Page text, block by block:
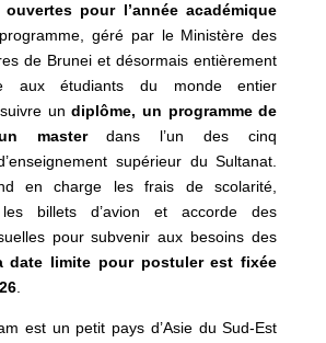
pour l’année académique
géré par le Ministère des
de Brunei et désormais entièrement
aux étudiants du monde entier
suivre undiplôme, un programme de
masterdans l’un des cinq
supérieur du Sultanat.
en charge les frais de scolarité,
les billets d’avion et accorde des
pour subvenir aux besoins des
date limite pour postuler est fixée
.
est un petit pays d’Asie du Sud‑Est